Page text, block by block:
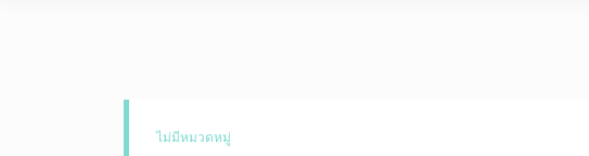
ไม่มีหมวดหมู่